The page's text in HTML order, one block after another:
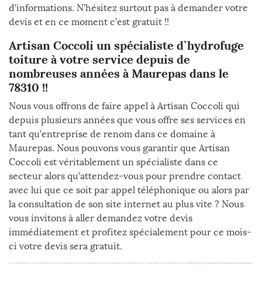
d’informations. N’hésitez surtout pas à demander votre
devis et en ce moment c’est gratuit !!
Artisan Coccoli un spécialiste d`hydrofuge
toiture à votre service depuis de
nombreuses années à Maurepas dans le
78310 !!
Nous vous offrons de faire appel à Artisan Coccoli qui
depuis plusieurs années que vous offre ses services en
tant qu’entreprise de renom dans ce domaine à
Maurepas. Nous pouvons vous garantir que Artisan
Coccoli est véritablement un spécialiste dans ce
secteur alors qu’attendez-vous pour prendre contact
avec lui que ce soit par appel téléphonique ou alors par
la consultation de son site internet au plus vite ? Nous
vous invitons à aller demandez votre devis
immédiatement et profitez spécialement pour ce mois-
ci votre devis sera gratuit.